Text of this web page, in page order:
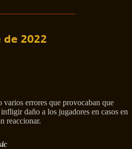
2022
varios errores que provocaban que
daño a los jugadores en casos en
reaccionar.